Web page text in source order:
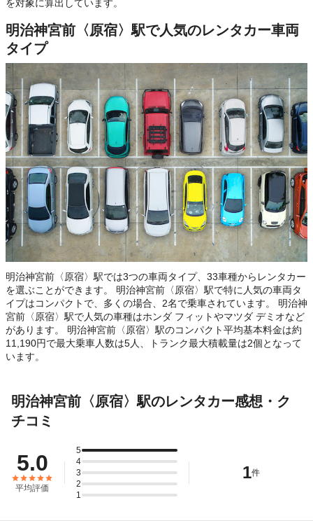
を対象に算出しています。
明治神宮前〈原宿〉駅で人気のレンタカー車両
タイプ
明治神宮前〈原宿〉駅では3つの車両タイプ、33車種からレンタカー
を選ぶことができます。 明治神宮前〈原宿〉駅で特に人気の車両タ
イプはコンパクトで、多くの場合、2名で乗車されています。 明治神
宮前〈原宿〉駅で人気の車種はホンダ フィットやマツダ デミオなど
があります。 明治神宮前〈原宿〉駅のコンパクト平均基本料金は約
11,190円で最大乗車人数は5人、トランク最大積載量は2個となって
います。
明治神宮前〈原宿〉駅のレンタカー感想・ク
チコミ
5.0
平均評価
5
4
3
2
1
1件